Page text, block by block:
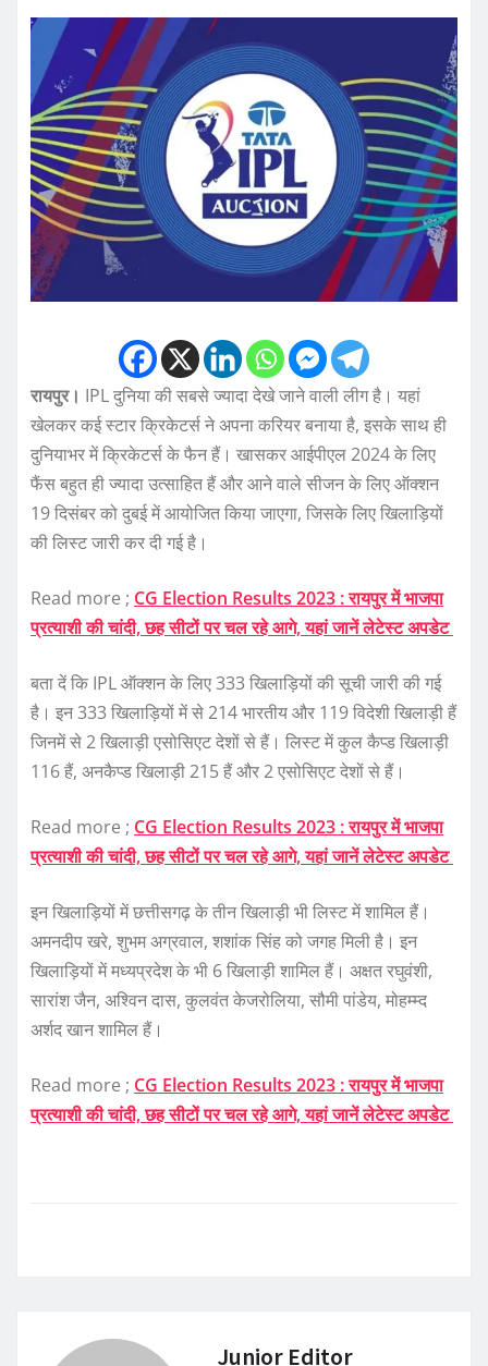
रायपुर। IPL दुनिया की सबसे ज्यादा देखे जाने वाली लीग है। यहां
खेलकर कई स्टार क्रिकेटर्स ने अपना करियर बनाया है, इसके साथ ही
दुनियाभर में क्रिकेटर्स के फैन हैं। खासकर आईपीएल 2024 के लिए
फैंस बहुत ही ज्यादा उत्साहित हैं और आने वाले सीजन के लिए ऑक्शन
19 दिसंबर को दुबई में आयोजित किया जाएगा, जिसके लिए खिलाड़ियों
की लिस्ट जारी कर दी गई है।
Read more ; CG Election Results 2023 : रायपुर में भाजपा
प्रत्याशी की चांदी, छह सीटों पर चल रहे आगे, यहां जानें लेटेस्ट अपडेट
बता दें कि IPL ऑक्शन के लिए 333 खिलाड़ियों की सूची जारी की गई
है। इन 333 खिलाड़ियों में से 214 भारतीय और 119 विदेशी खिलाड़ी हैं
जिनमें से 2 खिलाड़ी एसोसिएट देशों से हैं। लिस्ट में कुल कैप्ड खिलाड़ी
116 हैं, अनकैप्ड खिलाड़ी 215 हैं और 2 एसोसिएट देशों से हैं।
Read more ; CG Election Results 2023 : रायपुर में भाजपा
प्रत्याशी की चांदी, छह सीटों पर चल रहे आगे, यहां जानें लेटेस्ट अपडेट
इन खिलाड़ियों में छत्तीसगढ़ के तीन खिलाड़ी भी लिस्ट में शामिल हैं।
अमनदीप खरे, शुभम अग्रवाल, शशांक सिंह को जगह मिली है। इन
खिलाड़ियों में मध्यप्रदेश के भी 6 खिलाड़ी शामिल हैं। अक्षत रघुवंशी,
सारांश जैन, अश्विन दास, कुलवंत केजरोलिया, सौमी पांडेय, मोहम्म्द
अर्शद खान शामिल हैं।
Read more ; CG Election Results 2023 : रायपुर में भाजपा
प्रत्याशी की चांदी, छह सीटों पर चल रहे आगे, यहां जानें लेटेस्ट अपडेट
Junior Editor